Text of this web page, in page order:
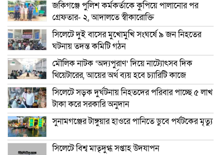
জকিগঞ্জে পুলিশ কর্মকর্তাকে কুপিয়ে পালানোর পর
গ্রেফতার- ২, আদালতে স্বীকারোক্তি
সিলেটে দুই বাসের মুখোমুখি সংঘর্ষে ৯ জন নিহতের
ঘটনায় তদন্ত কমিটি গঠন
মৌলিক নাটক ‘অদ্যপুরাণ’ দিয়ে নাট্যোৎসব দিক
থিয়েটারের, আয়ের অর্থ ব্যয় হবে চ্যারিটি কাজে
সিলেটে সড়ক দুর্ঘটনায় নিহতদের পরিবার পাচ্ছে ৫ লাখ
টাকা করে সরকারি অনুদান
সুনামগঞ্জের টাঙ্গুয়ার হাওরে পানিতে ডুবে পর্যটকের মৃত্যু
সিলেটে বিশ্ব মাতৃদুগ্ধ সপ্তাহ উদযাপন